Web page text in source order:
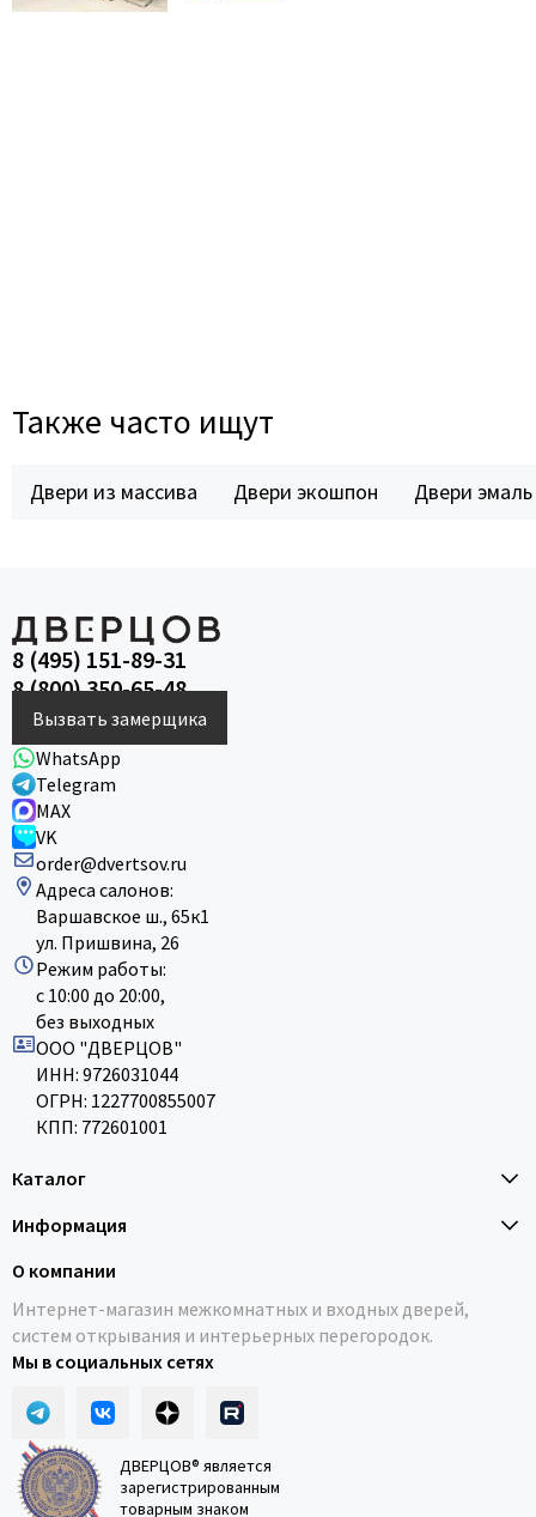
Также часто ищут
Двери из массива Двери экошпон Двери эмаль
8 (495) 151-89-31
8 (800) 350-65-48
Вызвать замерщика
WhatsApp
Telegram
MAX
VK
order@dvertsov.ru
Адреса салонов:
Варшавское ш., 65к1
ул. Пришвина, 26
Режим работы:
с 10:00 до 20:00,
без выходных
ООО "ДВЕРЦОВ"
ИНН: 9726031044
ОГРН: 1227700855007
КПП: 772601001
Каталог
Информация
О компании
Интернет-магазин межкомнатных и входных дверей,
систем открывания и интерьерных перегородок.
Мы в социальных сетях
ДВЕРЦОВ® является
зарегистрированным
товарным знаком